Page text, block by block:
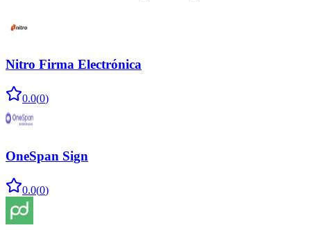
Nitro Firma Electrónica
0.0(0)
OneSpan Sign
0.0(0)